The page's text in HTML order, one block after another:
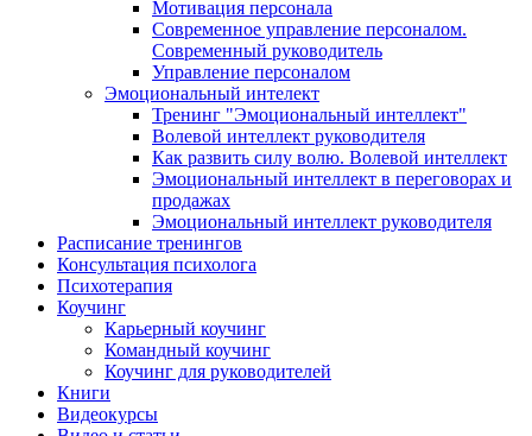
Мотивация персонала
Современное управление персоналом.
Современный руководитель
Управление персоналом
Эмоциональный интелект
Тренинг "Эмоциональный интеллект"
Волевой интеллект руководителя
Как развить силу волю. Волевой интеллект
Эмоциональный интеллект в переговорах и
продажах
Эмоциональный интеллект руководителя
Расписание тренингов
Консультация психолога
Психотерапия
Коучинг
Карьерный коучинг
Командный коучинг
Коучинг для руководителей
Книги
Видеокурсы